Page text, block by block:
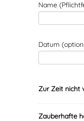
Name
Datum
Zur Zeit nicht
Zauberhafte